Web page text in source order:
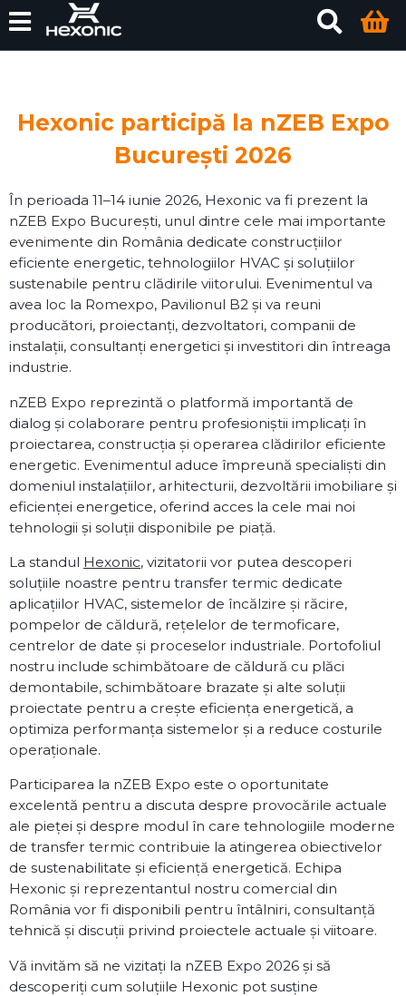
Hexonic participă la nZEB Expo
București 2026
În perioada 11–14 iunie 2026, Hexonic va fi prezent la
nZEB Expo București, unul dintre cele mai importante
evenimente din România dedicate construcțiilor
eficiente energetic, tehnologiilor HVAC și soluțiilor
sustenabile pentru clădirile viitorului. Evenimentul va
avea loc la Romexpo, Pavilionul B2 și va reuni
producători, proiectanți, dezvoltatori, companii de
instalații, consultanți energetici și investitori din întreaga
industrie.
nZEB Expo reprezintă o platformă importantă de
dialog și colaborare pentru profesioniștii implicați în
proiectarea, construcția și operarea clădirilor eficiente
energetic. Evenimentul aduce împreună specialiști din
domeniul instalațiilor, arhitecturii, dezvoltării imobiliare și
eficienței energetice, oferind acces la cele mai noi
tehnologii și soluții disponibile pe piață.
La standul Hexonic, vizitatorii vor putea descoperi
soluțiile noastre pentru transfer termic dedicate
aplicațiilor HVAC, sistemelor de încălzire și răcire,
pompelor de căldură, rețelelor de termoficare,
centrelor de date și proceselor industriale. Portofoliul
nostru include schimbătoare de căldură cu plăci
demontabile, schimbătoare brazate și alte soluții
proiectate pentru a crește eficiența energetică, a
optimiza performanța sistemelor și a reduce costurile
operaționale.
Participarea la nZEB Expo este o oportunitate
excelentă pentru a discuta despre provocările actuale
ale pieței și despre modul în care tehnologiile moderne
de transfer termic contribuie la atingerea obiectivelor
de sustenabilitate și eficiență energetică. Echipa
Hexonic și reprezentantul nostru comercial din
România vor fi disponibili pentru întâlniri, consultanță
tehnică și discuții privind proiectele actuale și viitoare.
Vă invităm să ne vizitați la nZEB Expo 2026 și să
descoperiți cum soluțiile Hexonic pot susține